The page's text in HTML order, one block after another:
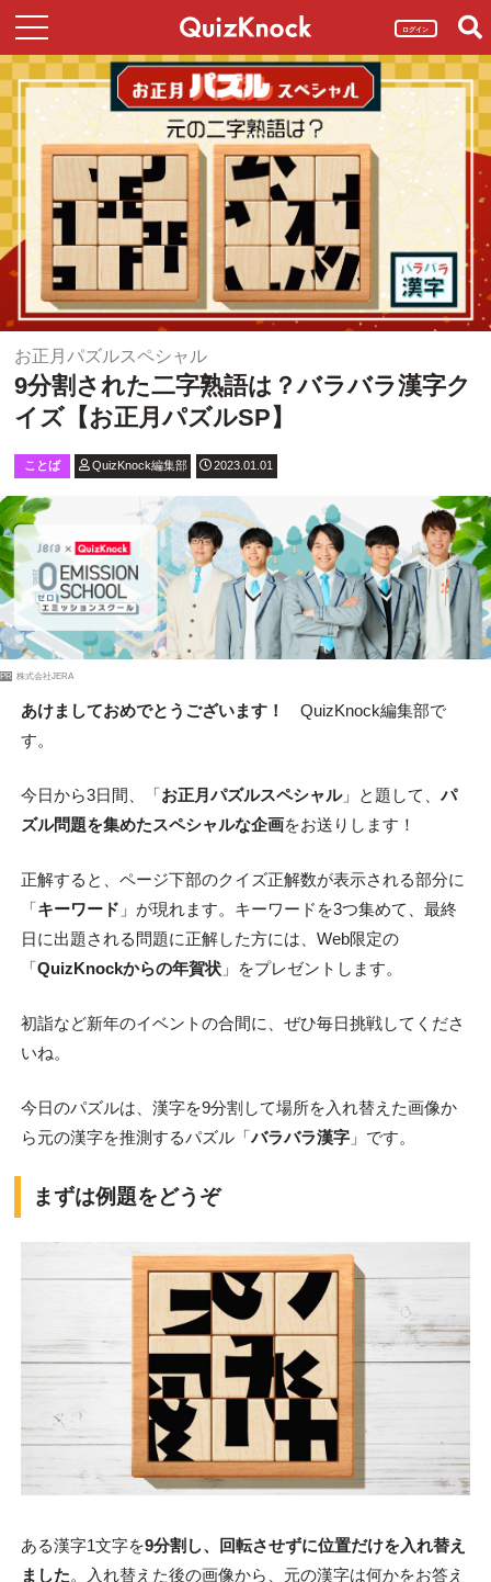
ログイン
お正月パズルスペシャル
9分割された二字熟語は？バラバラ漢字ク
イズ【お正月パズルSP】
ことば QuizKnock編集部 2023.01.01
PR 株式会社JERA
あけましておめでとうございます！
QuizKnock編集部で
す。
今日から3日間、「お正月パズルスペシャル」と題して、 パ
ズル問題を集めたスペシャルな企画をお送りします！
正解すると、ページ下部のクイズ正解数が表示される部分に
「キーワード 」が現れます。キーワードを3つ集めて、最終
日に出題される問題に正解した方には、Web限定の
「QuizKnockからの年賀状」をプレゼントします。
初詣など新年のイベントの合間に、ぜひ毎日挑戦してくださ
いね。
今日のパズルは、漢字を9分割して場所を入れ替えた画像か
ら元の漢字を推測するパズル「バラバラ漢字」です。
まずは例題をどうぞ
ある漢字1文字を9分割し、回転させずに位置だけを入れ替え
ました。入れ替えた後の画像から、元の漢字は何かをお答え